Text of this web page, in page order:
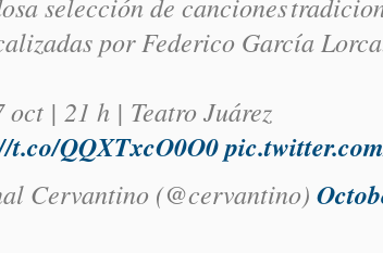
por Federico García
oct | 21 h | Teatro Juárez
t.co/QQXTxcO0O0
Cervantino (@cervantino)